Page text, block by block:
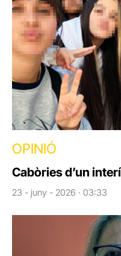
OPINIÓ
Cabòries d’un
23 - juny - 2026 · 03:33